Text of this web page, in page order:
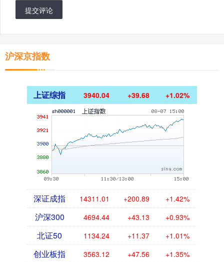
提交评论
沪深京指数
上证综指 3940.04 +39.68 +1.02%
深证成指 14311.01 +200.89 +1.42%
沪深300 4694.44 +43.13 +0.93%
北证50 1134.24 +11.37 +1.01%
创业板指 3563.12 +47.56 +1.35%